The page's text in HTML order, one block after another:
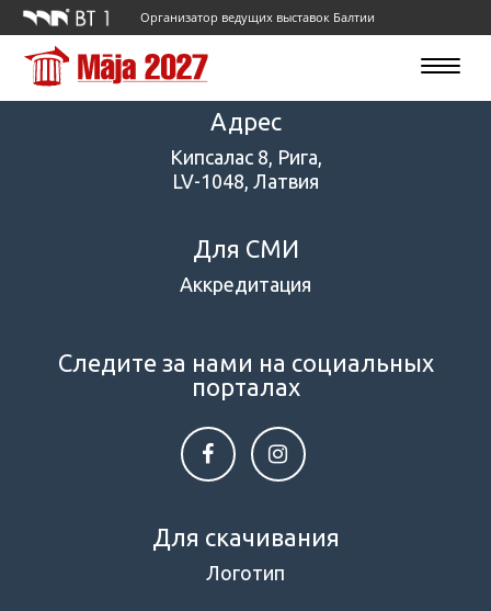
Организатор ведущих выставок Балтии
Toggle
Адрес
Кипсалас 8, Рига,
LV-1048, Латвия
Для СМИ
Аккредитация
Следите за нами на социальных
порталах
Для скачивания
Логотип